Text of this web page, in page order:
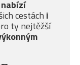
cestách i
ty nejtěžší